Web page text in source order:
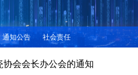
通知公告 社会责任
会会长办公会的通知